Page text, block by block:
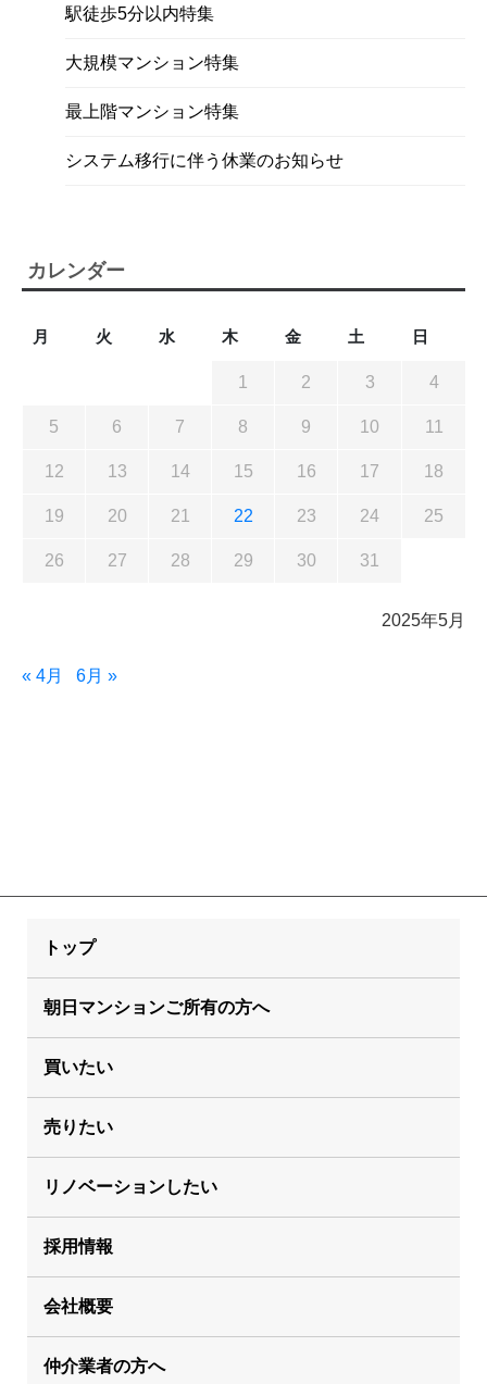
駅徒歩5分以内特集
大規模マンション特集
最上階マンション特集
システム移行に伴う休業のお知らせ
カレンダー
2025年5月
月 火 水 木 金 土 日
1 2 3 4
5 6 7 8 9 10 11
12 13 14 15 16 17 18
19 20 21 22 23 24 25
26 27 28 29 30 31
« 4月 6月 »
トップ
朝日マンションご所有の方へ
買いたい
売りたい
リノベーションしたい
採用情報
会社概要
仲介業者の方へ